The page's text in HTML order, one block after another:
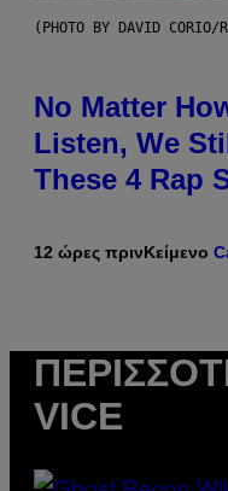
(PHOTO BY DAVID CORIO/
No Matter
Listen, We
These 4 Rap
12 ώρες πρινΚείμενο
VICE